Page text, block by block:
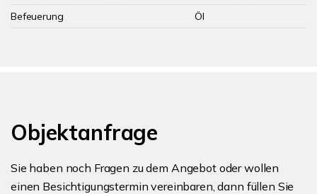
Befeuerung
Öl
Objektanfrage
Sie haben noch Fragen zu dem Angebot oder wollen
einen Besichtigungstermin vereinbaren, dann füllen Sie